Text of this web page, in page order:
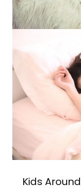
Kids Around